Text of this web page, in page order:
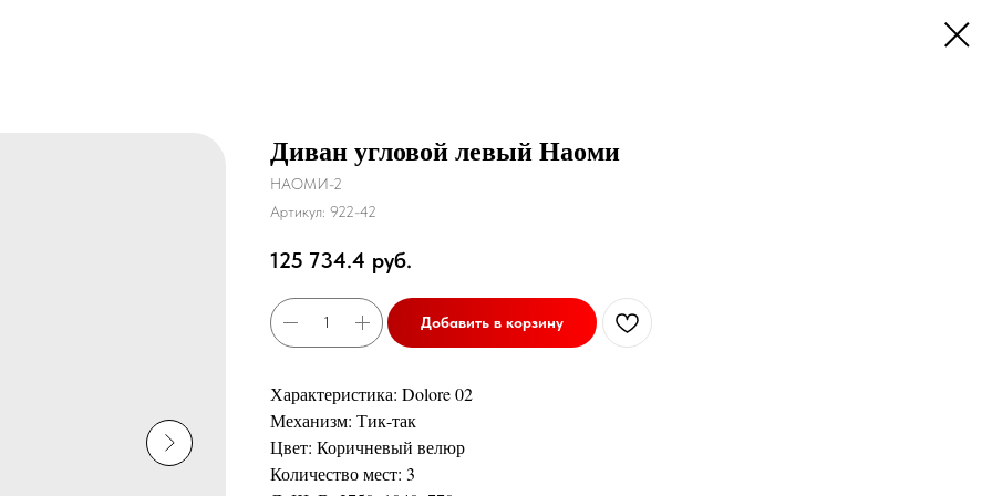
Диван угловой левый Наоми
НАОМИ-2
Артикул: 922-42
125 734.4 руб.
Добавить в корзину
Характеристика: Dolore 02
Механизм: Тик-так
Цвет: Коричневый велюр
Количество мест: 3